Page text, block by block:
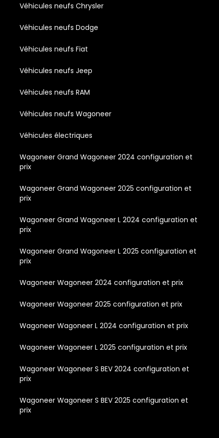
Véhicules neufs Chrysler
Véhicules neufs Dodge
Véhicules neufs Fiat
Véhicules neufs Jeep
Véhicules neufs RAM
Véhicules neufs Wagoneer
Véhicules électriques
Wagoneer Grand Wagoneer 2024 configuration et
prix
Wagoneer Grand Wagoneer 2025 configuration et
prix
Wagoneer Grand Wagoneer L 2024 configuration et
prix
Wagoneer Grand Wagoneer L 2025 configuration et
prix
Wagoneer Wagoneer 2024 configuration et prix
Wagoneer Wagoneer 2025 configuration et prix
Wagoneer Wagoneer L 2024 configuration et prix
Wagoneer Wagoneer L 2025 configuration et prix
Wagoneer Wagoneer S BEV 2024 configuration et
prix
Wagoneer Wagoneer S BEV 2025 configuration et
prix